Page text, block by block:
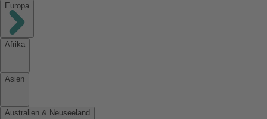
Europa
Afrika
Asien
Australien & Neuseeland